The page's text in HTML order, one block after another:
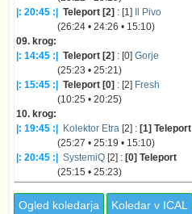
|: 20:45 :| Teleport [2] : [1] Il Pivo
(26:24 • 24:26 • 15:10)
09. krog:
|: 14:45 :| Teleport [2] : [0] Gorje
(25:23 • 25:21)
|: 15:45 :| Teleport [0] : [2] Fresh
(10:25 • 20:25)
10. krog:
|: 19:45 :| Kolektor Etra [2] : [1] Teleport
(25:27 • 25:19 • 15:10)
|: 20:45 :| SystemiQ [2] : [0] Teleport
(25:15 • 25:23)
Ogled koledarja Koledar v ICAL